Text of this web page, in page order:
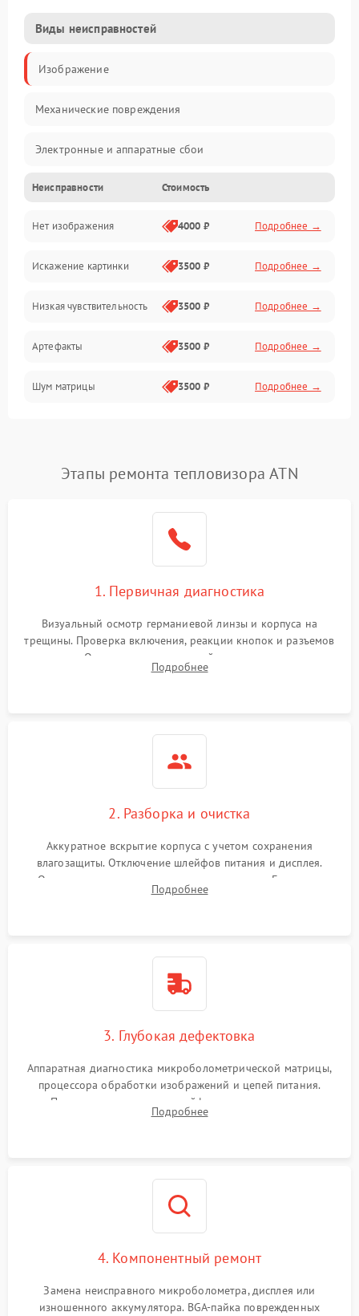
Виды неисправностей
Изображение
Механические повреждения
Электронные и аппаратные сбои
Неисправности сенсора и оптики
Программные ошибки
Электропитание
Измерения
Матрица
Проблемы питания
Сбои коммуникаций и интерфейсов
Экран (дисплей)
Неисправности Стоимость
Нет изображения 4000 ₽ Подробнее →
Искажение картинки 3500 ₽ Подробнее →
Низкая чувствительность 3500 ₽ Подробнее →
Артефакты 3500 ₽ Подробнее →
Шум матрицы 3500 ₽ Подробнее →
Этапы ремонта тепловизора ATN
1. Первичная диагностика
Визуальный осмотр германиевой линзы и корпуса на
трещины. Проверка включения, реакции кнопок и разъемов
зарядки. Оценка вывода тепловой сигнатуры на экран,
проверка базовых функций и считывание системных
Подробнее
2. Разборка и очистка
Аккуратное вскрытие корпуса с учетом сохранения
влагозащиты. Отключение шлейфов питания и дисплея.
Очистка внутренних плат от окислов и пыли. Бережная
обработка германиевого объектива специализированными
Подробнее
3. Глубокая дефектовка
Аппаратная диагностика микроболометрической матрицы,
процессора обработки изображений и цепей питания.
Проверка целостности шлейфов, модуля памяти и
интерфейсов связи. Выявление сгоревших SMD-компонентов
Подробнее
4. Компонентный ремонт
Замена неисправного микроболометра, дисплея или
изношенного аккумулятора. BGA-пайка поврежденных